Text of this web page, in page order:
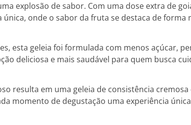
explosão de sabor. Com uma dose extra de
onde o sabor da fruta se destaca de forma
esta geleia foi formulada com menos açúcar,
deliciosa e mais saudável para quem busca
resulta em uma geleia de consistência
momento de degustação uma experiência